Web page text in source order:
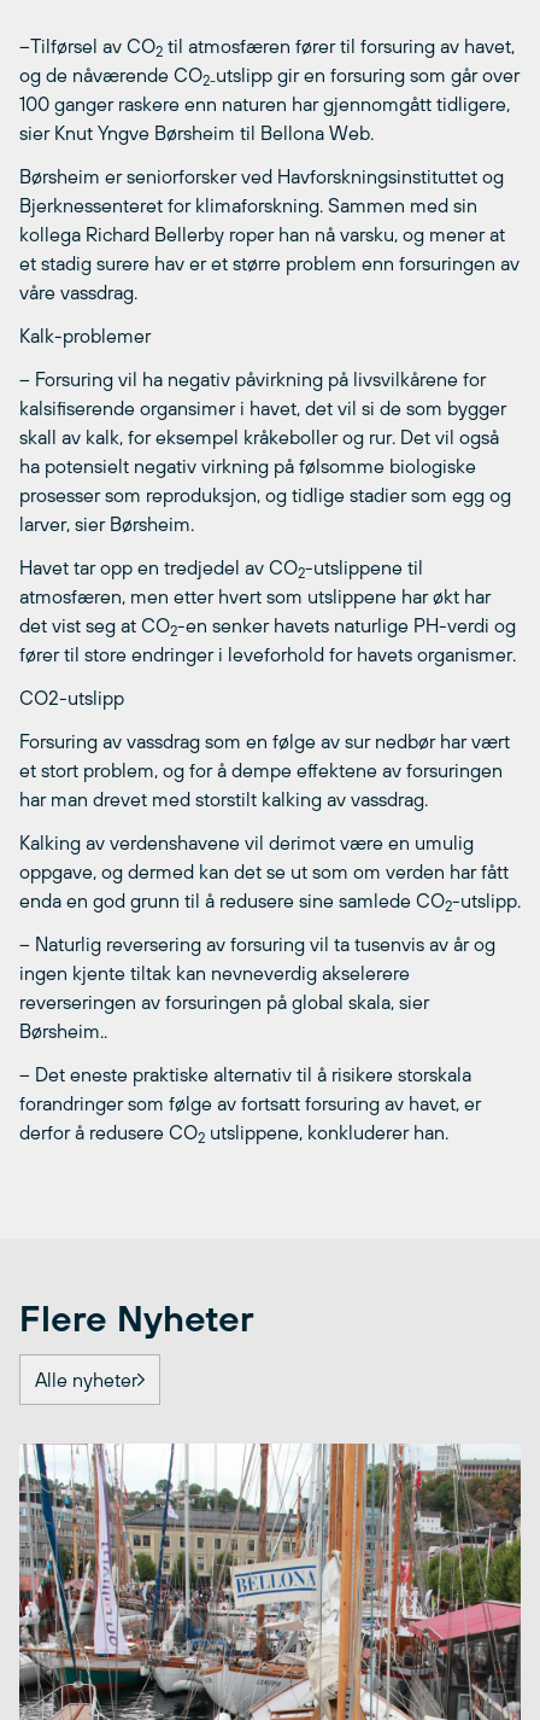
–Tilførsel av CO2 til atmosfæren fører til forsuring av havet,
og de nåværende CO2-utslipp gir en forsuring som går over
100 ganger raskere enn naturen har gjennomgått tidligere,
sier Knut Yngve Børsheim til Bellona Web.
Børsheim er seniorforsker ved Havforskningsinstituttet og
Bjerknessenteret for klimaforskning. Sammen med sin
kollega Richard Bellerby roper han nå varsku, og mener at
et stadig surere hav er et større problem enn forsuringen av
våre vassdrag.
Kalk-problemer
– Forsuring vil ha negativ påvirkning på livsvilkårene for
kalsifiserende organsimer i havet, det vil si de som bygger
skall av kalk, for eksempel kråkeboller og rur. Det vil også
ha potensielt negativ virkning på følsomme biologiske
prosesser som reproduksjon, og tidlige stadier som egg og
larver, sier Børsheim.
Havet tar opp en tredjedel av CO2-utslippene til
atmosfæren, men etter hvert som utslippene har økt har
det vist seg at CO2-en senker havets naturlige PH-verdi og
fører til store endringer i leveforhold for havets organismer.
CO2-utslipp
Forsuring av vassdrag som en følge av sur nedbør har vært
et stort problem, og for å dempe effektene av forsuringen
har man drevet med storstilt kalking av vassdrag.
Kalking av verdenshavene vil derimot være en umulig
oppgave, og dermed kan det se ut som om verden har fått
enda en god grunn til å redusere sine samlede CO2-utslipp.
– Naturlig reversering av forsuring vil ta tusenvis av år og
ingen kjente tiltak kan nevneverdig akselerere
reverseringen av forsuringen på global skala, sier
Børsheim..
– Det eneste praktiske alternativ til å risikere storskala
forandringer som følge av fortsatt forsuring av havet, er
derfor å redusere CO2 utslippene, konkluderer han.
Flere Nyheter
Alle nyheter